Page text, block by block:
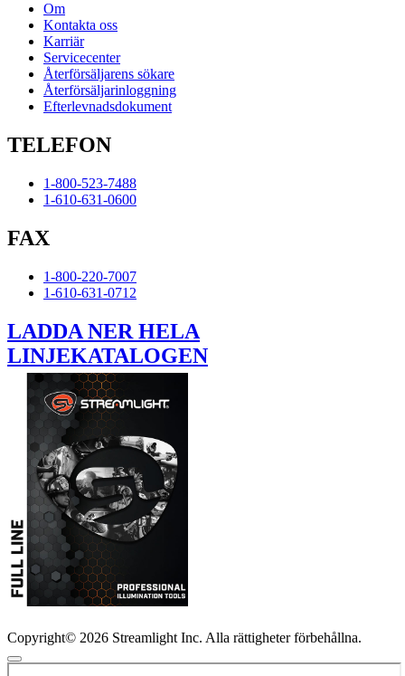
Om
Kontakta oss
Karriär
Servicecenter
Återförsäljarens sökare
Återförsäljarinloggning
Efterlevnadsdokument
TELEFON
1-800-523-7488
1-610-631-0600
FAX
1-800-220-7007
1-610-631-0712
LADDA NER HELA
LINJEKATALOGEN
Copyright© 2026 Streamlight Inc. Alla rättigheter förbehållna.